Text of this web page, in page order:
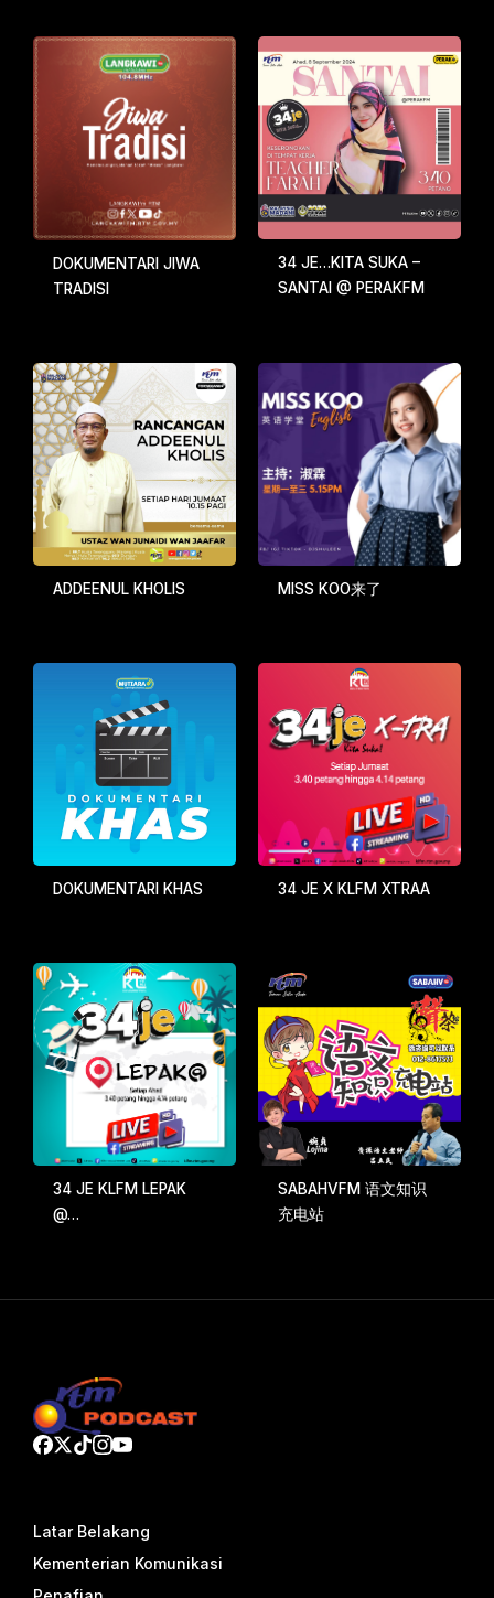
DOKUMENTARI JIWA
TRADISI
34 JE…KITA SUKA –
SANTAI @ PERAKFM
ADDEENUL KHOLIS MISS KOO来了
DOKUMENTARI KHAS 34 JE X KLFM XTRAA
34 JE KLFM LEPAK
@…
SABAHVFM 语文知识
充电站
Latar Belakang
Kementerian Komunikasi